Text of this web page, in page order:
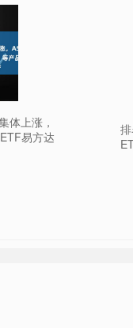
体上涨，
易方达